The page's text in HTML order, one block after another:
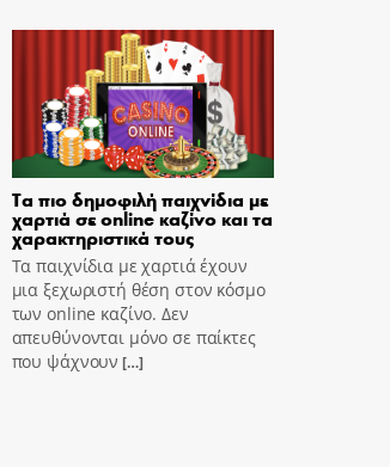
Τα πιο δημοφιλή παιχνίδια με
χαρτιά σε online καζίνο και τα
χαρακτηριστικά τους
Τα παιχνίδια με χαρτιά έχουν
μια ξεχωριστή θέση στον κόσμο
των online καζίνο. Δεν
απευθύνονται μόνο σε παίκτες
που ψάχνουν […]